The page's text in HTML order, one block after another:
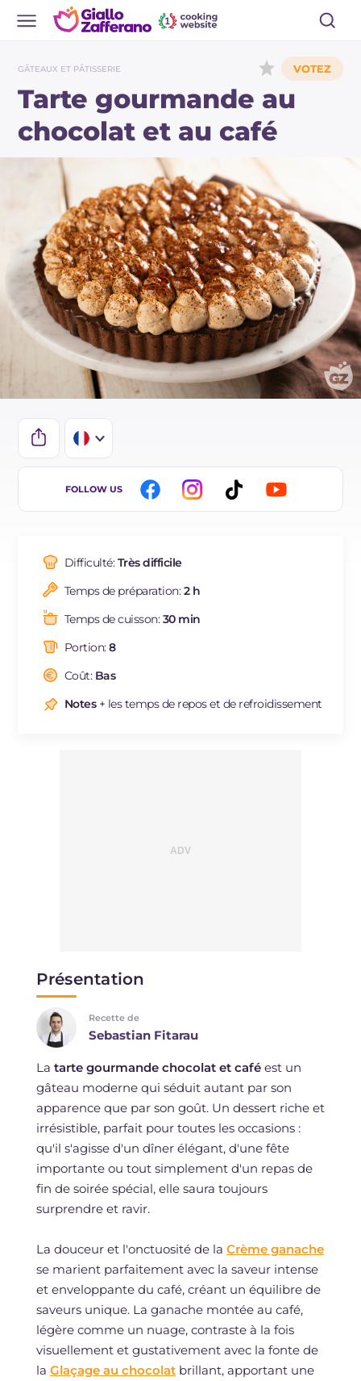
GÂTEAUX ET PÂTISSERIE
Tarte gourmande au
chocolat et au café
IT
ES
NL
BR
FOLLOW US
Difficulté:Très difficile
Temps de préparation:2 h
Temps de cuisson:30 min
Portion:8
Coût: Bas
Notes+ les temps de repos et de refroidissement
Présentation
Recette de
Sebastian Fitarau
La tarte gourmande chocolat et caféest un
gâteau moderne qui séduit autant par son
apparence que par son goût. Un dessert riche et
irrésistible, parfait pour toutes les occasions :
qu'il s'agisse d'un dîner élégant, d'une fête
importante ou tout simplement d'un repas de
fin de soirée spécial, elle saura toujours
surprendre et ravir.
La douceur et l'onctuosité de la Crème ganache
se marient parfaitement avec la saveur intense
et enveloppante du café, créant un équilibre de
saveurs unique. La ganache montée au café,
légère comme un nuage, contraste à la fois
visuellement et gustativement avec la fonte de
la Glaçage au chocolatbrillant, apportant une